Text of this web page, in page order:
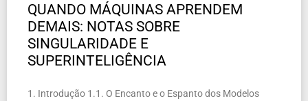
QUANDO MÁQUINAS APRENDEM
DEMAIS: NOTAS SOBRE
SINGULARIDADE E
SUPERINTELIGÊNCIA
1. Introdução 1.1. O Encanto e o Espanto dos Modelos